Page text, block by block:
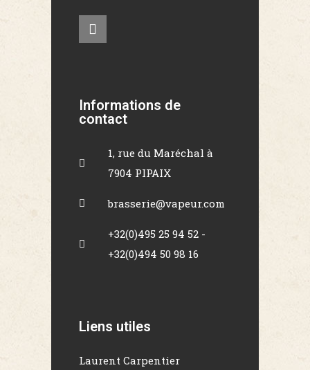
Informations de
contact
1, rue du Maréchal à
7904 PIPAIX
brasserie@vapeur.com
+32(0)495 25 94 52 -
+32(0)494 50 98 16
Liens utiles
Laurent Carpentier